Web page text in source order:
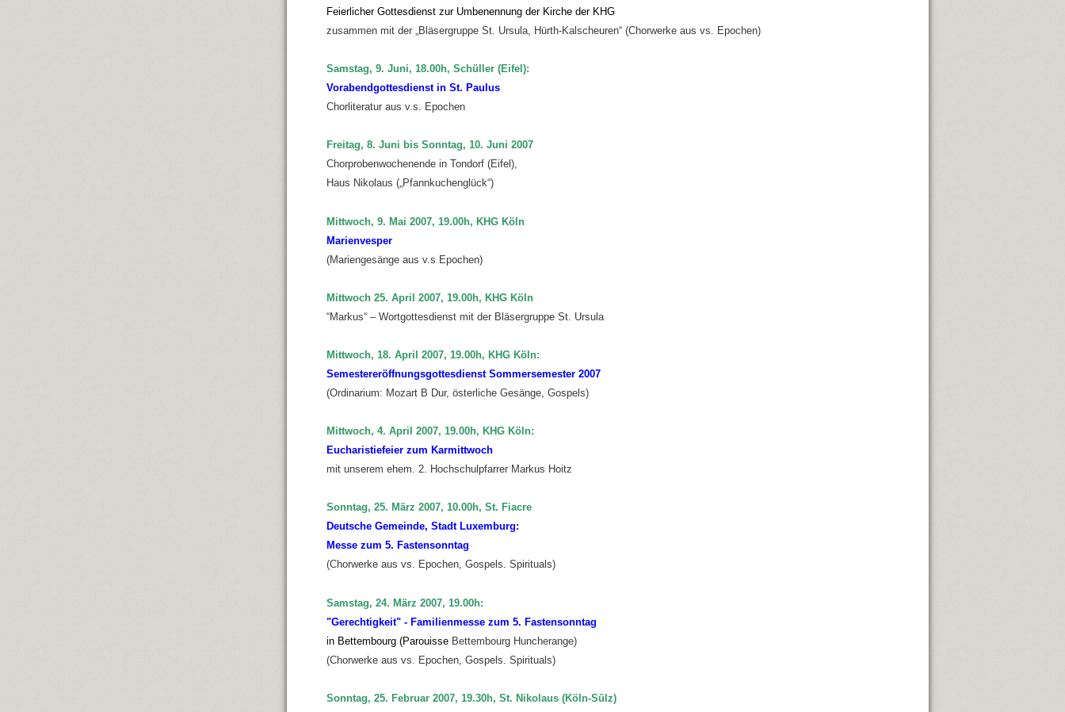
Feierlicher Gottesdienst zur Umbenennung der Kirche der KHG
zusammen mit der „Bläsergruppe St. Ursula, Hürth-Kalscheuren“ (Chorwerke aus vs. Epochen)
Samstag, 9. Juni, 18.00h, Schüller (Eifel):
Vorabendgottesdienst in St. Paulus
Chorliteratur aus v.s. Epochen
Freitag, 8. Juni bis Sonntag, 10. Juni 2007
Chorprobenwochenende in Tondorf (Eifel),
Haus Nikolaus („Pfannkuchenglück“)
Mittwoch, 9. Mai 2007, 19.00h, KHG Köln
Marienvesper
(Mariengesänge aus v.s Epochen)
Mittwoch 25. April 2007, 19.00h, KHG Köln
“Markus“ – Wortgottesdienst mit der Bläsergruppe St. Ursula
Mittwoch, 18. April 2007, 19.00h, KHG Köln:
Semestereröffnungsgottesdienst Sommersemester 2007
(Ordinarium: Mozart B Dur, österliche Gesänge, Gospels)
Mittwoch, 4. April 2007, 19.00h, KHG Köln:
Eucharistiefeier zum Karmittwoch
mit unserem ehem. 2. Hochschulpfarrer Markus Hoitz
Sonntag, 25. März 2007, 10.00h, St. Fiacre
Deutsche Gemeinde, Stadt Luxemburg:
Messe zum 5. Fastensonntag
(Chorwerke aus vs. Epochen, Gospels. Spirituals)
Samstag, 24. März 2007, 19.00h:
"Gerechtigkeit" - Familienmesse zum 5. Fastensonntag
in Bettembourg (Parouisse Bettembourg Huncherange)
(Chorwerke aus vs. Epochen, Gospels. Spirituals)
Sonntag, 25. Februar 2007, 19.30h, St. Nikolaus (Köln-Sülz)